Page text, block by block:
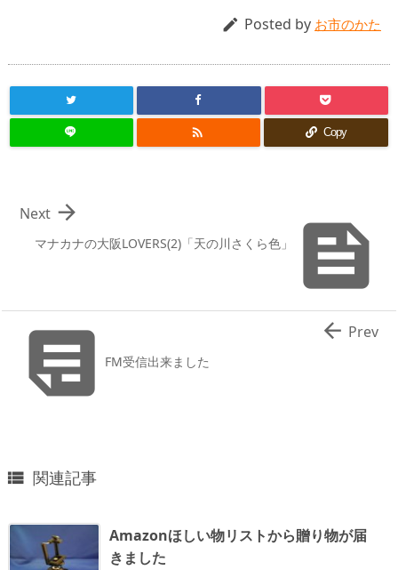
 Posted by お市のかた
 Copy

マナカナの大阪LOVERS(2)「天の川さくら色」

Next
FM受信出来ました
 Prev
 関連記事
Amazonほしい物リストから贈り物が届
きました